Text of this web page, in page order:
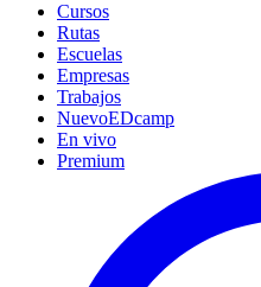
Cursos
Rutas
Escuelas
Empresas
Trabajos
NuevoEDcamp
En vivo
Premium